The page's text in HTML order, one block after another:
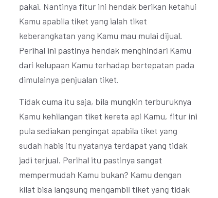
pakai. Nantinya fitur ini hendak berikan ketahui
Kamu apabila tiket yang ialah tiket
keberangkatan yang Kamu mau mulai dijual.
Perihal ini pastinya hendak menghindari Kamu
dari kelupaan Kamu terhadap bertepatan pada
dimulainya penjualan tiket.
Tidak cuma itu saja, bila mungkin terburuknya
Kamu kehilangan tiket kereta api Kamu, fitur ini
pula sediakan pengingat apabila tiket yang
sudah habis itu nyatanya terdapat yang tidak
jadi terjual. Perihal itu pastinya sangat
mempermudah Kamu bukan? Kamu dengan
kilat bisa langsung mengambil tiket yang tidak